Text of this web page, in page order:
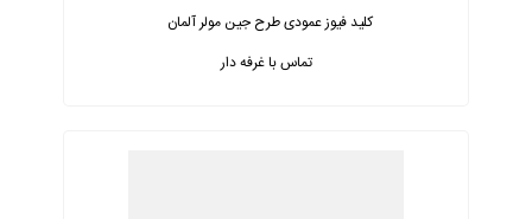
کلید فیوز عمودی طرح جین مولر آلمان
تماس با غرفه دار